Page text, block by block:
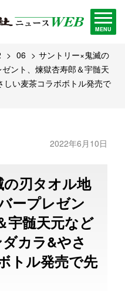
MENU
06
サントリー×鬼滅の
ント、煉獄杏寿郎＆宇髄天
い麦茶コラボボトル発売で
2022年6月10日
刃タオル地
ープレゼン
宇髄天元など
カラ&やさ
トル発売で先